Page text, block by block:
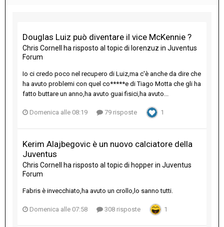
Douglas Luiz può diventare il vice McKennie ?
Chris Cornell ha risposto al topic di lorenzuz in Juventus
Forum
Io ci credo poco nel recupero di Luiz,ma c'è anche da dire che
ha avuto problemi con quel co*****e di Tiago Motta che gli ha
fatto buttare un anno,ha avuto guai fisici,ha avuto...
Domenica alle 08:19 79 risposte 1
Kerim Alajbegovic è un nuovo calciatore della
Juventus
Chris Cornell ha risposto al topic di hopperin Juventus
Forum
Fabris è invecchiato,ha avuto un crollo,lo sanno tutti.
Domenica alle 07:58 308 risposte 1